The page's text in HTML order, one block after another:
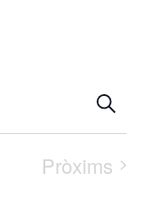
Cerca
Pròxims